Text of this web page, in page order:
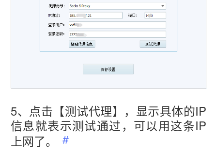
5、点击【测试代理】，显示具体的IP
信息就表示测试通过，可以用这条IP
上网了。
vmlogin.cc